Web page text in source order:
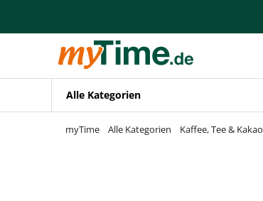
Zur Navigation springen
Zur Suche springen
Alle Kategorien
myTime Alle Kategorien Kaffee, Tee & Kakao